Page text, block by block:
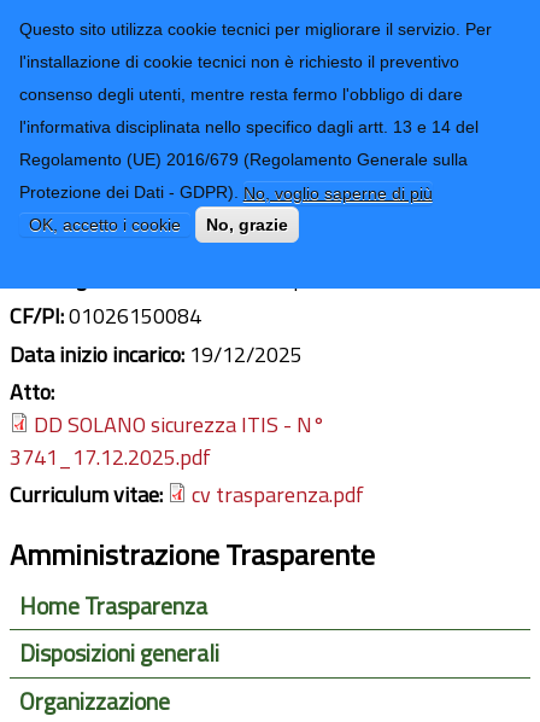
Questo sito utilizza cookie tecnici per migliorare il servizio. Per
l'installazione di cookie tecnici non è richiesto il preventivo
consenso degli utenti, mentre resta fermo l'obbligo di dare
l'informativa disciplinata nello specifico dagli artt. 13 e 14 del
Regolamento (UE) 2016/679 (Regolamento Generale sulla
Protezione dei Dati - GDPR). No, voglio saperne di più
OK, accetto i cookie
No, grazie
Provincia di
Imperia
CONTATTI-URP
TRASPARENZA
Form di ricerca
Geom. Bruno Solano
Ultimo aggiornamento: 06/05/2026 - 10:15
CF/PI:01026150084
Data inizio incarico: 19/12/2025
Atto:
DD SOLANO sicurezza ITIS - N°
3741_17.12.2025.pdf
Curriculum vitae:
cv trasparenza.pdf
Amministrazione Trasparente
Home Trasparenza
Disposizioni generali
Organizzazione